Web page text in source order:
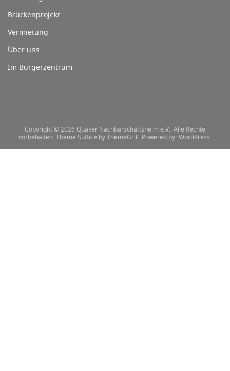
Brückenprojekt
Vermietung
Über uns
Im Bürgerzentrum
Copyright © 2026 Quäker Nachbarschaftsheim e.V.. Alle Rechte
vorbehalten. Theme Suffice by ThemeGrill. Powered by: WordPress.